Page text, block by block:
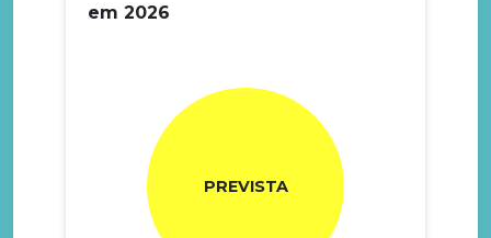
em 2026
PREVISTA